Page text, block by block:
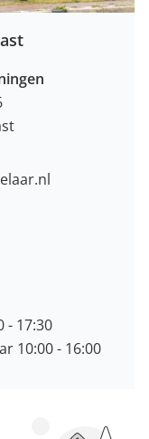
- 17:30
10:00 - 16:00